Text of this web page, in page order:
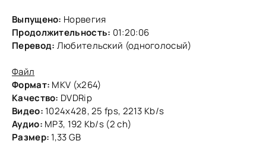
Выпущено: Норвегия
Продолжительность: 01:20:06
Перевод: Любительский (одноголосый)
Файл
Формат: MKV (x264)
Качество: DVDRip
Видео: 1024х428, 25 fps, 2213 Kb/s
Аудио: MP3, 192 Kb/s (2 ch)
Размер: 1,33 GB